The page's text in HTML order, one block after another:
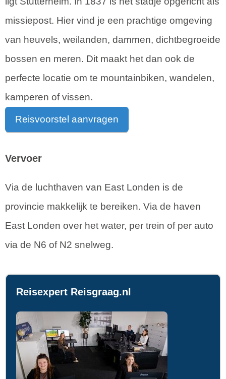
missiepost. Hier vind je een prachtige omgeving
van heuvels, weilanden, dammen, dichtbegroeide
bossen en meren. Dit maakt het dan ook de
perfecte locatie om te mountainbiken, wandelen,
kamperen of vissen.
Reisvoorstel aanvragen
Vervoer
Via de luchthaven van East Londen is de
provincie makkelijk te bereiken. Via de haven
East Londen over het water, per trein of per auto
via de N6 of N2 snelweg.
Reisexpert Reisgraag.nl